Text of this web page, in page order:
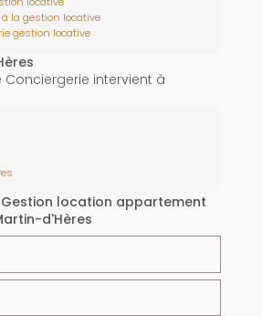
la gestion locative
gestion locative
Conciergerie intervient à
location appartement
d'Hères